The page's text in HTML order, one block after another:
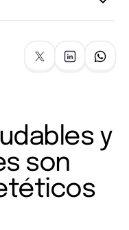
y
son